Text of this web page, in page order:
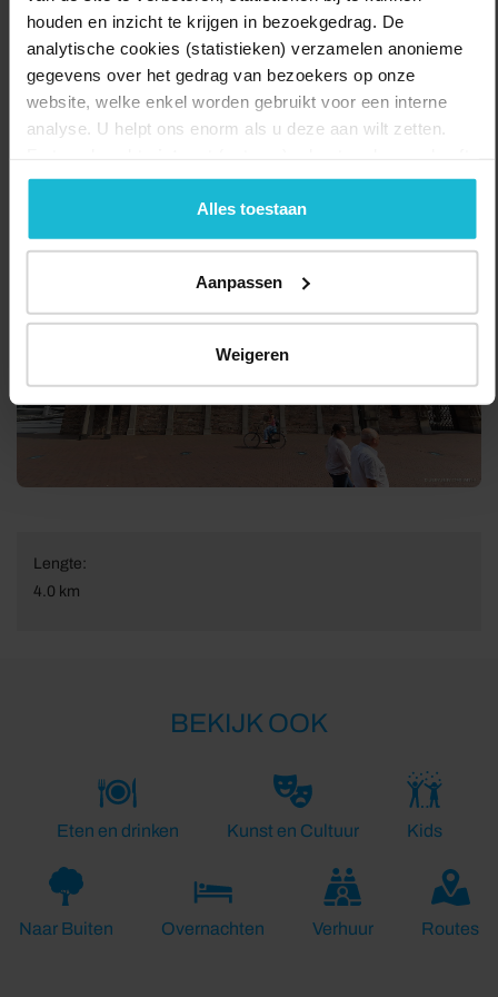
houden en inzicht te krijgen in bezoekgedrag. De
analytische cookies (statistieken) verzamelen anonieme
gegevens over het gedrag van bezoekers op onze
website, welke enkel worden gebruikt voor een interne
analyse. U helpt ons enorm als u deze aan wilt zetten.
geen commerciële doelstelling. U kunt deze cookies via
de knoppen accepteren, beheren of weigeren.
Alles toestaan
Aanpassen
Weigeren
Kerkplein 1
6811 EB Arnhem
Delen:
Lengte:
4.0 km
BEKIJK OOK
Eten en drinken Kunst en Cultuur Kids
Naar Buiten Overnachten Verhuur Routes